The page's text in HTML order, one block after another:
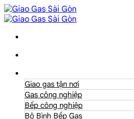
Giao gas tận nơi
Gas công nghiệp
Bếp công nghiệp
Bộ Bình Bếp Gas